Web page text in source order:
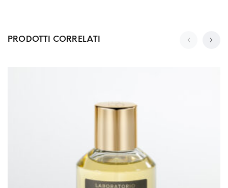
PRODOTTI CORRELATI